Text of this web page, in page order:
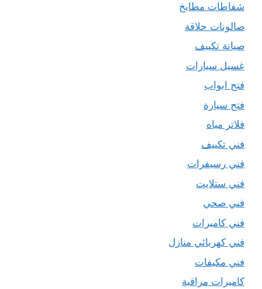
شفاطات مطابخ
صالونات حلاقة
صيانة تكييف
غسيل سيارات
فتح ابواب
فتح سيارة
فلاتر مياه
فني تكييف
فني رسيفرات
فني ستلايت
فني صحي
فني كاميرات
فني كهربائي منازل
فني مكيفات
كاميرات مراقبة